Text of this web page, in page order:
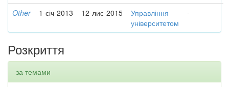
Other 1-січ-2013 12-лис-2015
Управління
університетом
-
Розкриття
за темами